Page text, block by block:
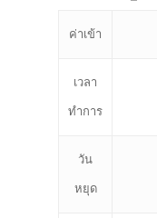
ค่าเข้า
เวลา
ทำการ
วัน
หยุด